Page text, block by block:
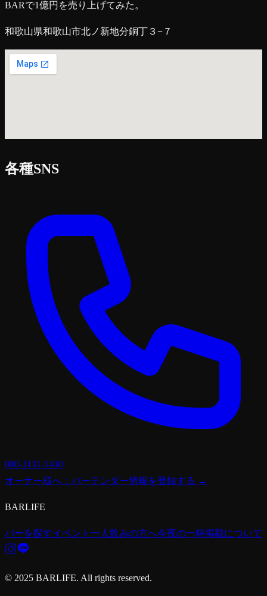
BARで1億円を売り上げてみた。
和歌山県和歌山市北ノ新地分銅丁３−７
各種SNS
080-3131-1430
オーナー様へ：バーテンダー情報を登録する →
BARLIFE
バーを探すイベント 一人飲みの方へ今夜の一杯掲載について
© 2025 BARLIFE. All rights reserved.